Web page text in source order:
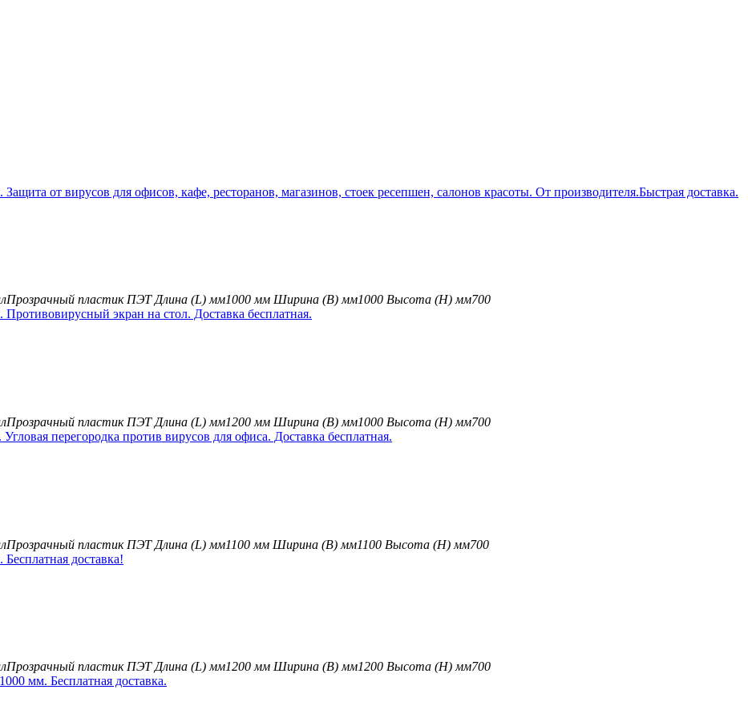
Прозрачный пластик ПЭТ Длина (L) мм1000 мм Ширина (B) мм1000 Высота (H) мм700
Прозрачный пластик ПЭТ Длина (L) мм1200 мм Ширина (B) мм1000 Высота (H) мм700
Прозрачный пластик ПЭТ Длина (L) мм1100 мм Ширина (B) мм1100 Высота (H) мм700
Прозрачный пластик ПЭТ Длина (L) мм1200 мм Ширина (B) мм1200 Высота (H) мм700